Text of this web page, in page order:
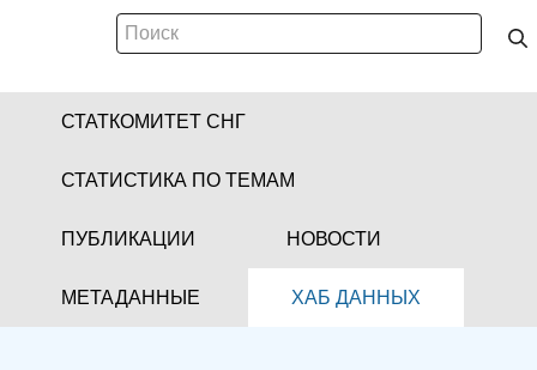
СТАТКОМИТЕТ СНГ
СТАТИСТИКА ПО ТЕМАМ
ПУБЛИКАЦИИ НОВОСТИ
МЕТАДАННЫЕ ХАБ ДАННЫХ